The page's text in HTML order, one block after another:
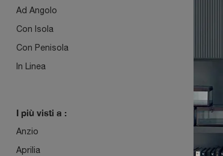
Ad Angolo
Con Isola
Con Penisola
In Linea
I più visti a :
Anzio
Aprilia